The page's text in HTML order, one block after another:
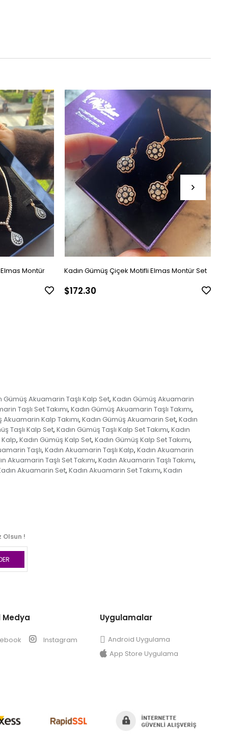
Montür
Kadın Gümüş Çiçek Motifli Elmas Montür Set
$172.30
Gümüş Akuamarin Taşlı Kalp Set, Kadın Gümüş Akuamarin
Taşlı Set Takımı, Kadın Gümüş Akuamarin Taşlı Takımı,
Akuamarin Kalp Takımı, Kadın Gümüş Akuamarin Set, Kadın
Taşlı Kalp Set, Kadın Gümüş Taşlı Kalp Set Takımı, Kadın
Kalp, Kadın Gümüş Kalp Set, Kadın Gümüş Kalp Set Takımı,
Taşlı, Kadın Akuamarin Taşlı Kalp, Kadın Akuamarin
Akuamarin Taşlı Set Takımı, Kadın Akuamarin Taşlı Takımı,
Akuamarin Set, Kadın Akuamarin Set Takımı, Kadın
Olsun !
Medya
Instagram
Uygulamalar
Android Uygulama
App Store Uygulama